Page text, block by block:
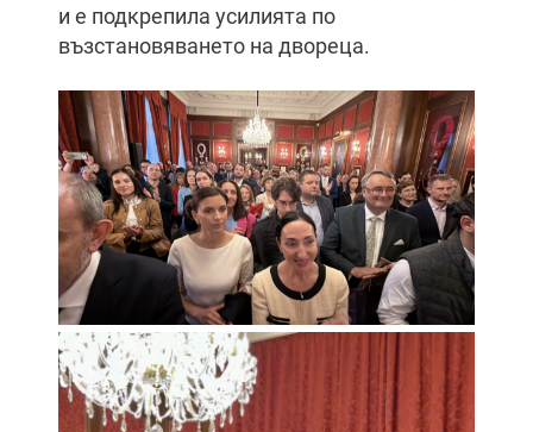
и е подкрепила усилията по
възстановяването на двореца.